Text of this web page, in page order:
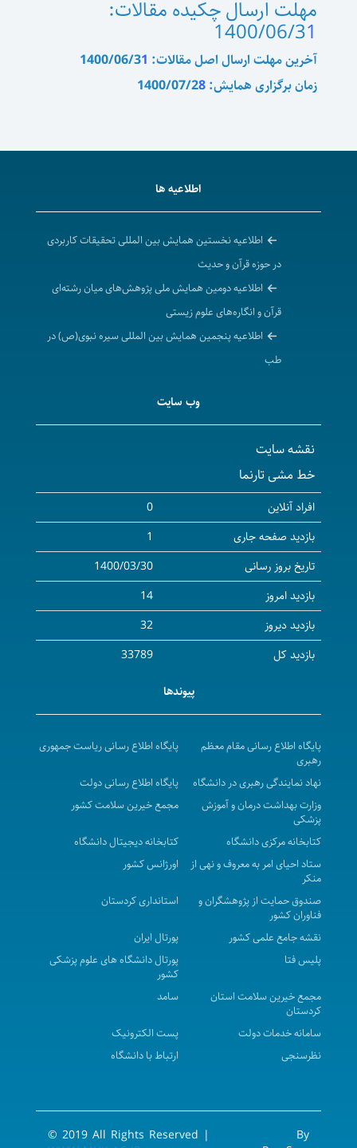
مهلت ارسال چکیده مقالات:
1400/06/31
آخرین مهلت ارسال اصل مقالات: 1400/06/3 1
زمان برگزاری همایش: 1400/07/2 8
اطلاعیه ها
اطلاعیه نخستین همایش بین المللی تحقیقات کاربردی
در حوزه قرآن و حدیث
اطلاعیه دومین همایش ملی پژوهش‌های میان رشته‌ای
قرآن و انگاره‌های علوم زیستی
اطلاعیه پنجمین همایش بین المللی سیره نبوی(ص) در
طب
وب سایت
نقشه سایت
خط مشی تارنما
افراد آنلاین
0
بازدید صفحه جاری
1
تاریخ بروز رسانی
1400/03/30
بازدید امروز
14
بازدید دیروز
32
بازدید کل
33789
پیوندها
پایگاه اطلاع رسانی مقام معظم
رهبری
پایگاه اطلاع رسانی ریاست جمهوری
نهاد نمایندگی رهبری در دانشگاه
پایگاه اطلاع رسانی دولت
وزارت بهداشت درمان و آموزش
پزشکی
مجمع خیرین سلامت کشور
کتابخانه مرکزی دانشگاه
کتابخانه دیجیتال دانشگاه
ستاد احیای امر به معروف و نهی از
منکر
اورژانس کشور
صندوق حمایت از پژوهشگران و
فناوران کشور
استانداری کردستان
نقشه جامع علمی کشور
پورتال ایران
پلیس فتا
پورتال دانشگاه های علوم پزشکی
کشور
مجمع خیرین سلامت استان
کردستان
سامد
سامانه خدمات دولت
پست الکترونیک
نظرسنجی
ارتباط با دانشگاه
By
© 2019 All Rights Reserved |